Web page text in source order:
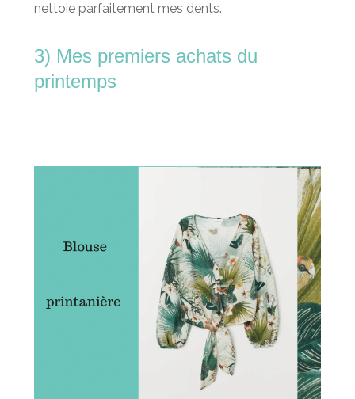
nettoie parfaitement mes dents.
3) Mes premiers achats du
printemps